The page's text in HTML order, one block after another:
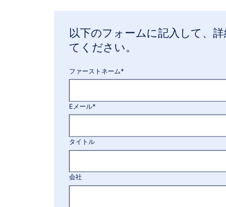
以下のフォームに記入して、
てください。
ファーストネーム*
Eメール*
タイトル
会社